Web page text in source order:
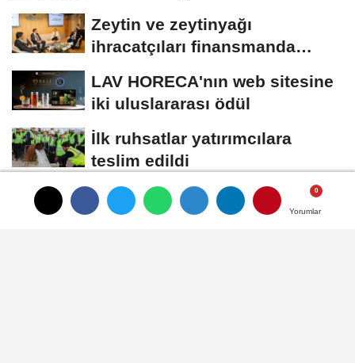
Yorumlar
Yorumlar
Zeytin ve zeytinyağı
ihracatçıları finansmanda
LAV HORECA'nın web sitesine
iki uluslararası ödül
İlk ruhsatlar yatırımcılara
teslim edildi
TÜGİS, Gıda sanayisini
akademiyle buluşturuyorYorumlar